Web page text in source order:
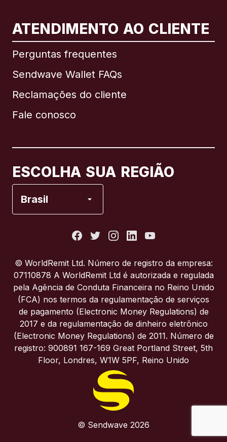
ATENDIMENTO AO CLIENTE
Perguntas frequentes
Sendwave Wallet FAQs
Reclamações do cliente
Fale conosco
ESCOLHA SUA REGIÃO
Brasil
Internacional English
Brasil
Itália
Portugal
Reino Unido
© WorldRemit Ltd. Número de registro da empresa:
07110878 A WorldRemit Ltd é autorizada e regulada
pela Agência de Conduta Financeira no Reino Unido
(FCA) nos termos da regulamentação de serviços
de pagamento (Electronic Money Regulations) de
2017 e da regulamentação de dinheiro eletrônico
(Electronic Money Regulations) de 2011. Número de
registro: 900891 167-169 Great Portland Street, 5th
Floor, Londres, W1W 5PF, Reino Unido
© Sendwave 2026